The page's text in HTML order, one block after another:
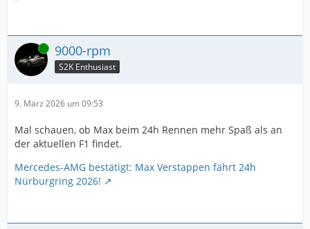
Online 9000-rpm
S2K Enthusiast
9. März 2026 um 09:53
Mal schauen, ob Max beim 24h Rennen mehr Spaß als an
der aktuellen F1 findet.
Mercedes-AMG bestätigt: Max Verstappen fährt 24h
Nürburgring 2026!